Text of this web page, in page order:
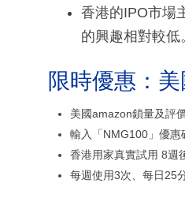
香港的IPO市場
的興趣相對較低
限時優惠：
美國amazon鎖量及評
輸入「NMG100」優惠
香港用家真實試用 8週
每週使用3次、每日25